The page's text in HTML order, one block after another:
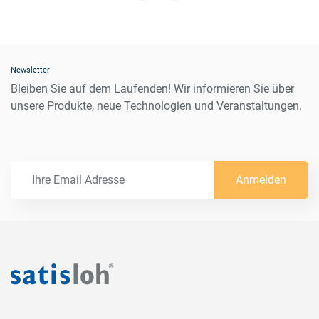
process
Top coats in separate chambers
Packing Unit
Newsletter
Bleiben Sie auf dem Laufenden! Wir informieren Sie über
unsere Produkte, neue Technologien und Veranstaltungen.
Anmelden